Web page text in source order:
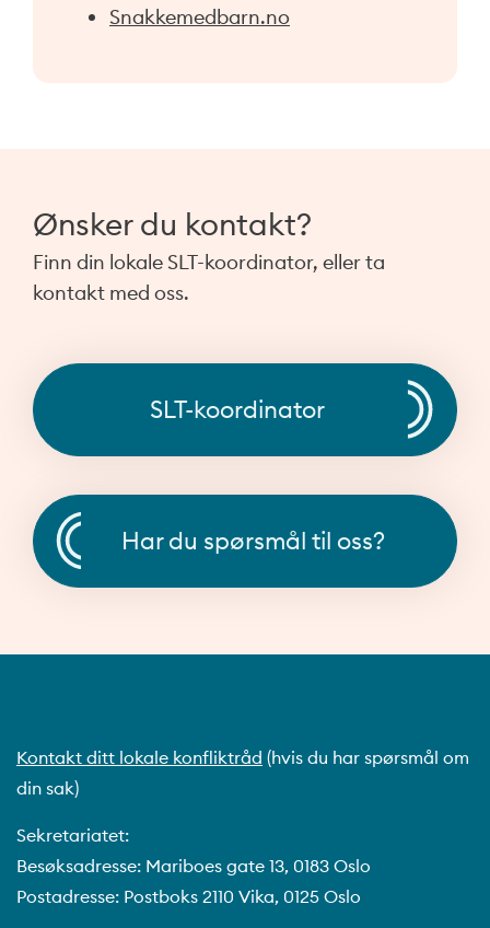
Snakkemedbarn.no
Ønsker du kontakt?
Finn din lokale SLT-koordinator, eller ta
kontakt med oss.
SLT-koordinator
Har du spørsmål til oss?
Kontakt ditt lokale konfliktråd (hvis du har spørsmål om
din sak)
Sekretariatet:
Besøksadresse: Mariboes gate 13, 0183 Oslo
Postadresse: Postboks 2110 Vika, 0125 Oslo